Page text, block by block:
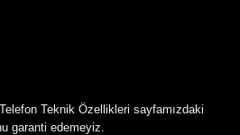
Teknik Özellikleri sayfamızdaki
garanti edemeyiz.